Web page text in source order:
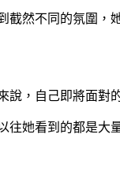
然不同的氛圍
說，自己即將面
往她看到的都是